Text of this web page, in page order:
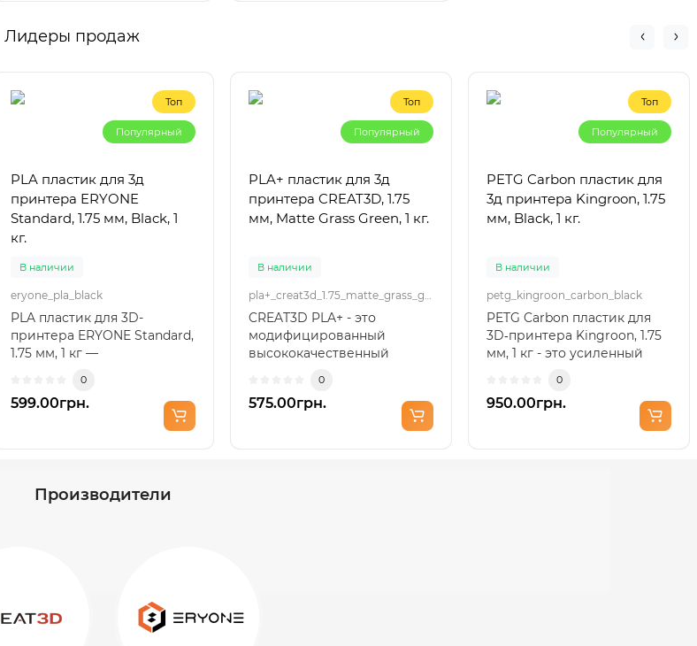
Лидеры продаж
Топ
Популярный
PLA пластик для 3д
принтера ERYONE
Standard, 1.75 мм, Black, 1
кг.
В наличии
eryone_pla_black
PLA пластик для 3D-
принтера ERYONE Standard,
1.75 мм, 1 кг —
надежный филамент для п..
0
599.00грн.
Топ
Популярный
PLA+ пластик для 3д
принтера CREAT3D, 1.75
мм, Matte Grass Green, 1 кг.
В наличии
CREAT3D PLA+ - это
модифицированный
высококачественный
диаметром 1.75 мм, пред..
0
575.00грн.
Топ
Популярный
PETG Carbon пластик для
3д принтера Kingroon, 1.75
мм, Black, 1 кг.
В наличии
petg_kingroon_carbon_black
PETG Carbon пластик для
3D‑принтера Kingroon, 1.75
мм, 1 кг - это усиленный
0
950.00грн.
Производители